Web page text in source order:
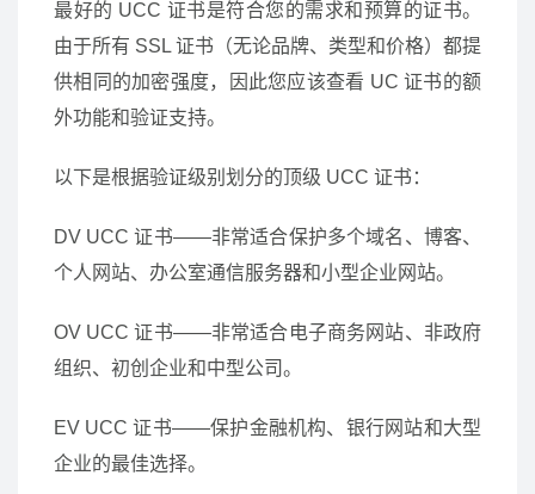
最好的 UCC 证书是符合您的需求和预算的证书。
由于所有 SSL 证书（无论品牌、类型和价格）都提
供相同的加密强度，因此您应该查看 UC 证书的额
外功能和验证支持。
以下是根据验证级别划分的顶级 UCC 证书：
DV UCC 证书——非常适合保护多个域名、博客、
个人网站、办公室通信服务器和小型企业网站。
OV UCC 证书——非常适合电子商务网站、非政府
组织、初创企业和中型公司。
EV UCC 证书——保护金融机构、银行网站和大型
企业的最佳选择。